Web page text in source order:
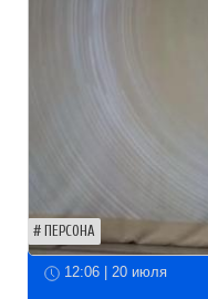
ПЕРСОНА
12:06 | 20 июля